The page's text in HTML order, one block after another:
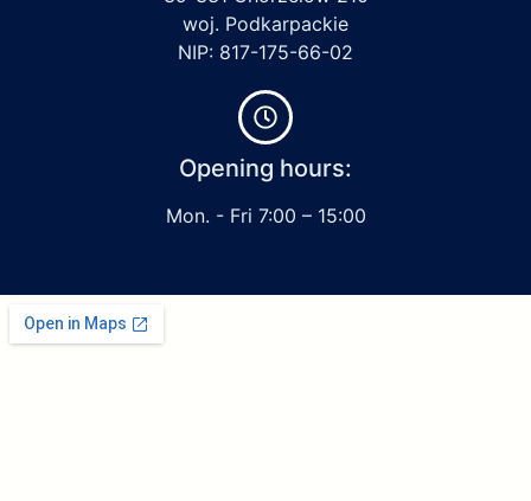
woj. Podkarpackie
NIP: 817-175-66-02
Opening hours:
Mon. - Fri 7:00 – 15:00